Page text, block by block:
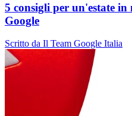
5 consigli per un'estate in
Google
Scritto da Il Team Google Italia